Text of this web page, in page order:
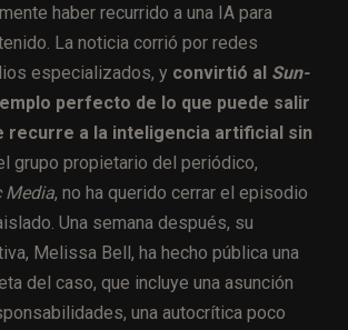
haber recurrido a una IA para
La noticia corrió por redes
especializados, y convirtió al Sun-
perfecto de lo que puede salir
recurre a la inteligencia artificial sin
grupo propietario del periódico,
Media, no ha querido cerrar el episodio
Una semana después, su
Melissa Bell, ha hecho pública una
del caso, que incluye una asunción
una autocrítica poco